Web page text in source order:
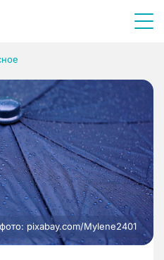
pixabay.com/Mylene2401